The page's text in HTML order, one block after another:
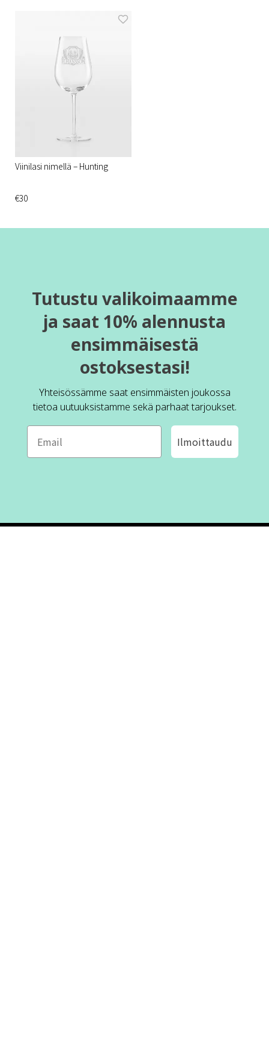
Viinilasi nimellä – Hunting
€30
Tutustu valikoimaamme
ja saat 10% alennusta
ensimmäisestä
ostoksestasi!
Yhteisössämme saat ensimmäisten joukossa
tietoa uutuuksistamme sekä parhaat tarjoukset.
Ilmoittaudu